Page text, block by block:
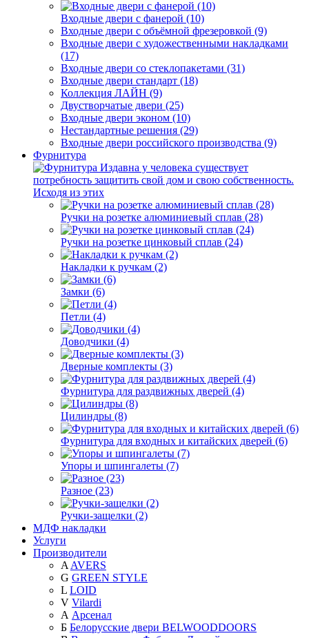
Входные двери с фанерой (10)
Входные двери с объёмной фрезеровкой (9)
Входные двери с художественными накладками
(17)
Входные двери со стеклопакетами (31)
Входные двери стандарт (18)
Коллекция ЛАЙН (9)
Двустворчатые двери (25)
Входные двери эконом (10)
Нестандартные решения (29)
Входные двери российского производства (9)
Фурнитура
Издавна у человека существует
потребность защитить свой дом и свою собственность.
Исходя из этих
Ручки на розетке алюминиевый сплав (28)
Ручки на розетке цинковый сплав (24)
Накладки к ручкам (2)
Замки (6)
Петли (4)
Доводчики (4)
Дверные комплекты (3)
Фурнитура для раздвижных дверей (4)
Цилиндры (8)
Фурнитура для входных и китайских дверей (6)
Упоры и шпингалеты (7)
Разное (23)
Ручки-защелки (2)
МДФ накладки
Услуги
Производители
A AVERS
G GREEN STYLE
L LOID
V Vilardi
А Арсенал
Б Белорусские двери BELWOODDOORS